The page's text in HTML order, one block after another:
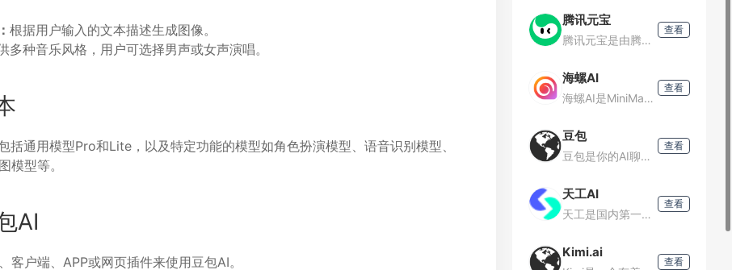
根据用户输入的文本描述生成图像。
多种音乐风格，用户可选择男声或女声演唱。
括通用模型Pro和Lite，以及特定功能的模型如角色扮演模型、语音识别模型、
模型等。
AI
客户端、APP或网页插件来使用豆包AI。
腾讯元宝
腾讯元宝是由腾讯公司推出的一款基于混元大模型技术的AI助手，致力于为用户提供智能化服务，包括但不限于智能问答、文件解析、内容创作辅助以及多样化的AI应用。
查看
海螺AI
海螺AI是MiniMax基于自研的多模态大语言模型为用户打造的AI伙伴，可以帮你智能搜索问答、精准识图解析、沉浸语音通话、专业/创意写作、文档速读总结、还有独家悬浮球功能帮你把琐事化繁为简。10倍速获
查看
豆包
豆包是你的AI聊天智能对话问答助手，写作文案翻译情感陪伴编程全能工具。豆包为你答疑解惑，提供灵感，辅助创作，也可以和你畅聊任何你感兴趣的话题。
查看
天工AI
天工是国内第一款AI搜索引擎，它能够理解用户意图，搜索全网海量信息，并通过人工智能技术，归纳、概括、整合这些信息，输出高质量、无广告的搜索结果，还能够把搜索结果自动整理为脑图和大纲，支持专业的学术科研
查看
Kimi.ai
查看